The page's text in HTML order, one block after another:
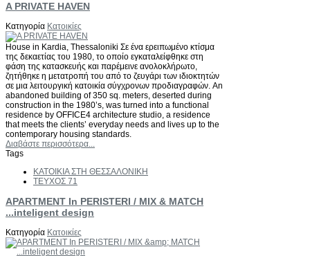
A PRIVATE HAVEN
Κατηγορία Κατοικίες
House in Kardia, Thessaloniki Σε ένα ερειπωμένο κτίσμα
της δεκαετίας του 1980, το οποίο εγκαταλείφθηκε στη
φάση της κατασκευής και παρέμεινε ανολοκλήρωτο,
ζητήθηκε η μετατροπή του από το ζευγάρι των ιδιοκτητών
σε μια λειτουργική κατοικία σύγχρονων προδιαγραφών. An
abandoned building of 350 sq. meters, deserted during
construction in the 1980’s, was turned into a functional
residence by OFFICE4 architecture studio, a residence
that meets the clients’ everyday needs and lives up to the
contemporary housing standards.
Διαβάστε περισσότερα...
Tags
ΚΑΤΟΙΚΙΑ ΣΤΗ ΘΕΣΣΑΛΟΝΙΚΗ
ΤΕΥΧΟΣ 71
APARTMENT In PERISTERI / MIX & MATCH
...inteligent design
Κατηγορία Κατοικίες